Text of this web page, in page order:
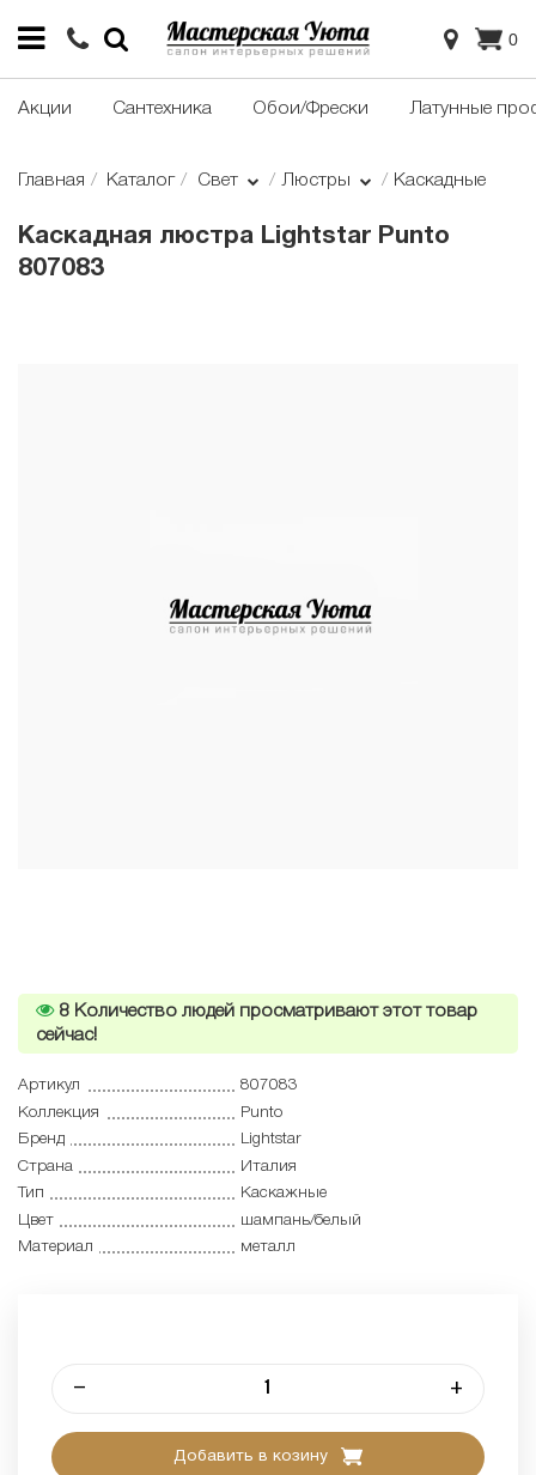
0
Акции Сантехника Обои/Фрески Латунные
Главная Каталог Свет Люстры Каскадные
Каскадная люстра Lightstar Punto
807083
8 Количество людей просматривают этот товар
сейчас!
Артикул
807083
Коллекция
Punto
Бренд
Lightstar
Страна
Италия
Тип
Каскажные
Цвет
шампань/белый
Материал
металл
– +
Добавить в козину